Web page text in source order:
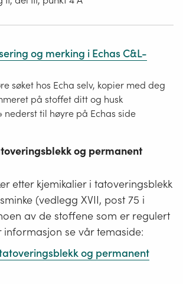
og merking i Echas C&L-
søket hos Echa selv, kopier med deg
på stoffet ditt og husk
nederst til høyre på Echas side
og permanent
etter kjemikalier i tatoveringsblekk
(vedlegg XVII, post 75 i
av de stoffene som er regulert
informasjon se vår temaside:
og permanent